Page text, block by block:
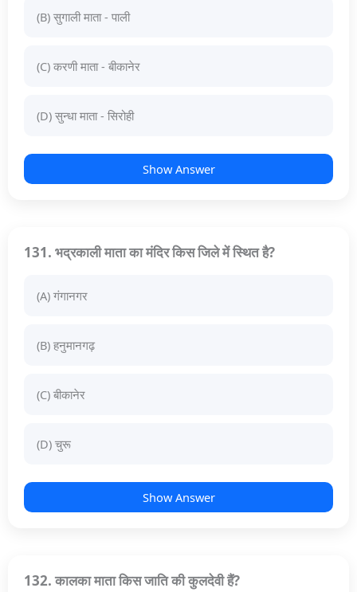
(B) सुगाली माता - पाली
(C) करणी माता - बीकानेर
(D) सुन्धा माता - सिरोही
Show Answer
131. भद्रकाली माता का मंदिर किस जिले में स्थित है?
(A) गंगानगर
(B) हनुमानगढ़
(C) बीकानेर
(D) चुरू
Show Answer
132. कालका माता किस जाति की कुलदेवी हैं?